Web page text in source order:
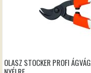
OLASZ STOCKER PROFI